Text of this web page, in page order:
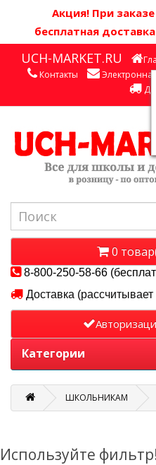
Акция! При
бесплатная
UCH-MARKET.RU
Контакты
0
8-800-250-58-66
Доставка
Категории
ШКОЛЬНИКАМ
Используйте фильтр!